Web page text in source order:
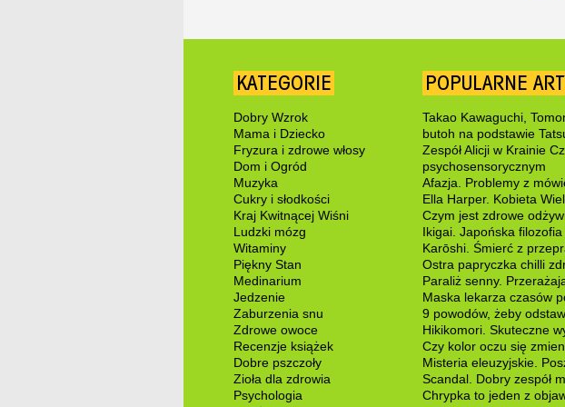
KATEGORIE
Dobry Wzrok
Mama i Dziecko
Fryzura i zdrowe włosy
Dom i Ogród
Muzyka
Cukry i słodkości
Kraj Kwitnącej Wiśni
Ludzki mózg
Witaminy
Piękny Stan
Medinarium
Jedzenie
Zaburzenia snu
Zdrowe owoce
Recenzje książek
Dobre pszczoły
Zioła dla zdrowia
Psychologia
POPULARNE
Takao Kawaguchi,
butoh na podstawie
Zespół Alicji w Krainie
psychosensorycznym
Afazja. Problemy z
Ella Harper. Kobieta
Czym jest zdrowe
Ikigai. Japońska
Karōshi. Śmierć z
Ostra papryczka chilli
Paraliż senny.
Maska lekarza czasów
9 powodów, żeby
Hikikomori. Skuteczne
Czy kolor oczu się
Misteria eleuzyjskie.
Scandal. Dobry zespół
Chrypka to jeden z